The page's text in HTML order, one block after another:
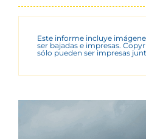
Este informe incluye
ser bajadas e impresas.
sólo pueden ser impresas